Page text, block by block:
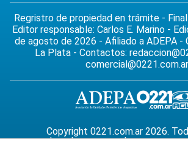
Regristro de propiedad en trámite -
Editor responsable: Carlos E. Marino -
de agosto de 2026 - Afiliado a ADEPA -
La Plata - Contactos:
comercial@0221.com.ar
Copyright 0221.com.ar 2026.
derechos reservados